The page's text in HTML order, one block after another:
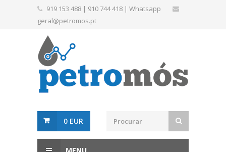
919 153 488 | 910 744 418 | Whatsapp
geral@petromos.pt
0 EUR
MENU